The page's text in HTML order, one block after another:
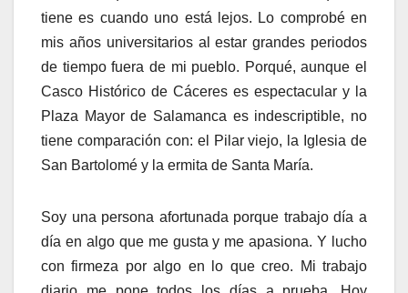
tiene es cuando uno está lejos. Lo comprobé en
mis años universitarios al estar grandes periodos
de tiempo fuera de mi pueblo. Porqué, aunque el
Casco Histórico de Cáceres es espectacular y la
Plaza Mayor de Salamanca es indescriptible, no
tiene comparación con: el Pilar viejo, la Iglesia de
San Bartolomé y la ermita de Santa María.
Soy una persona afortunada porque trabajo día a
día en algo que me gusta y me apasiona. Y lucho
con firmeza por algo en lo que creo. Mi trabajo